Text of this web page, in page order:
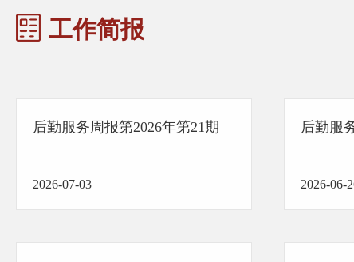
工作简报
后勤服务周报第2026年第21期
2026-07-03
后勤服
2026-06-